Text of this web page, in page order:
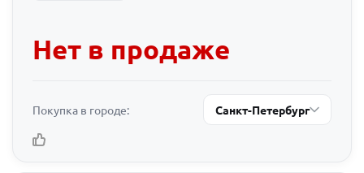
Нет в продаже
Покупка в городе: Санкт-Петербург